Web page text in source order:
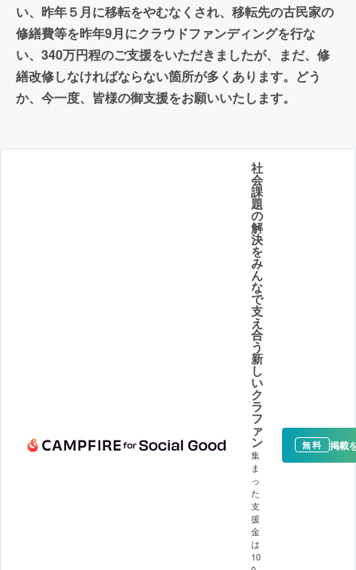
い、昨年５月に移転をやむなくされ、移転先の古民家の
修繕費等を昨年9月にクラウドファンディングを行な
い、340万円程のご支援をいただきましたが、まだ、修
繕改修しなければならない箇所が多くあります。どう
か、今一度、皆様の御支援をお願いいたします。
社
会
課
題
の
解
決
を
み
ん
な
で
支
え
合
う
新
し
い
ク
ラ
フ
ァ
ン
集
ま
っ
た
支
援
金
は
10
無料 掲載